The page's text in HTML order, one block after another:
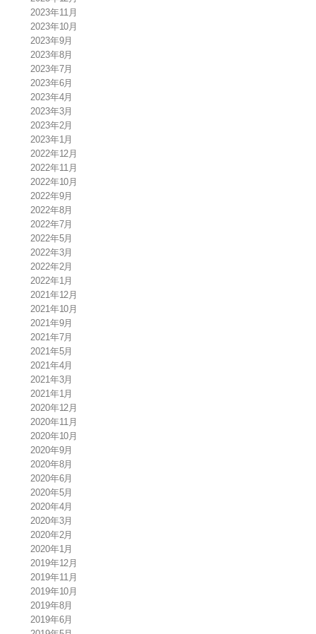
2023年11月
2023年10月
2023年9月
2023年8月
2023年7月
2023年6月
2023年4月
2023年3月
2023年2月
2023年1月
2022年12月
2022年11月
2022年10月
2022年9月
2022年8月
2022年7月
2022年5月
2022年3月
2022年2月
2022年1月
2021年12月
2021年10月
2021年9月
2021年7月
2021年5月
2021年4月
2021年3月
2021年1月
2020年12月
2020年11月
2020年10月
2020年9月
2020年8月
2020年6月
2020年5月
2020年4月
2020年3月
2020年2月
2020年1月
2019年12月
2019年11月
2019年10月
2019年8月
2019年6月